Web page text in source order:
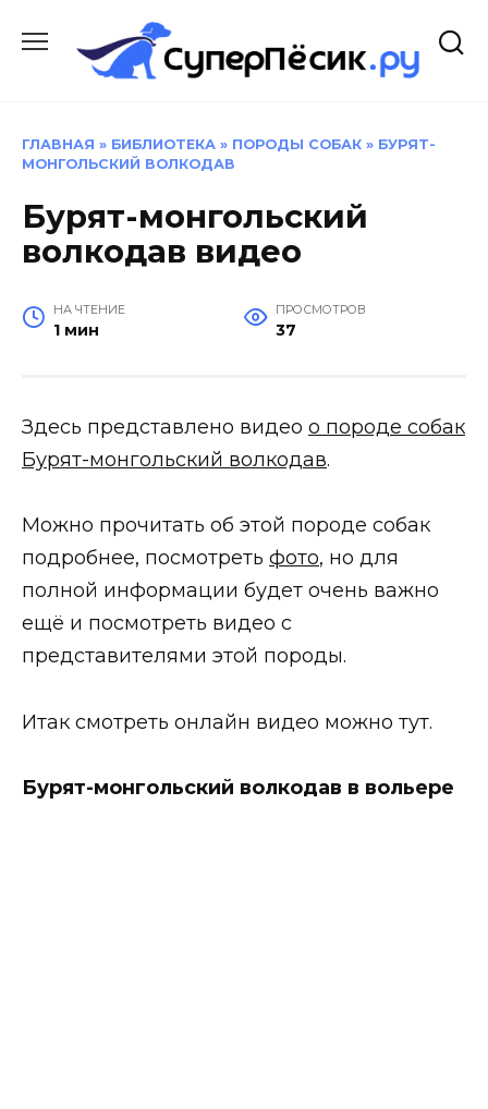
содержанию
ГЛАВНАЯ » БИБЛИОТЕКА » ПОРОДЫ СОБАК » БУРЯТ-
МОНГОЛЬСКИЙ ВОЛКОДАВ
Бурят-монгольский
волкодав видео
НА ЧТЕНИЕ
1 мин
ПРОСМОТРОВ
37
Здесь представлено видео о породе собак
Бурят-монгольский волкодав.
Можно прочитать об этой породе собак
подробнее, посмотреть фото, но для
полной информации будет очень важно
ещё и посмотреть видео с
представителями этой породы.
Итак смотреть онлайн видео можно тут.
Бурят-монгольский волкодав в вольере